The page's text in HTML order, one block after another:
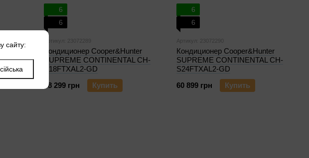
CH-
6
6
Артикул: 23072289
Кондиционер Cooper&Hunter
SUPREME CONTINENTAL CH-
S18FTXAL2-GD
48 299 грн
Купить
6
6
Артикул: 23072290
Кондиционер Cooper&Hunter
SUPREME CONTINENTAL CH-
S24FTXAL2-GD
60 899 грн
Купить
сайту: